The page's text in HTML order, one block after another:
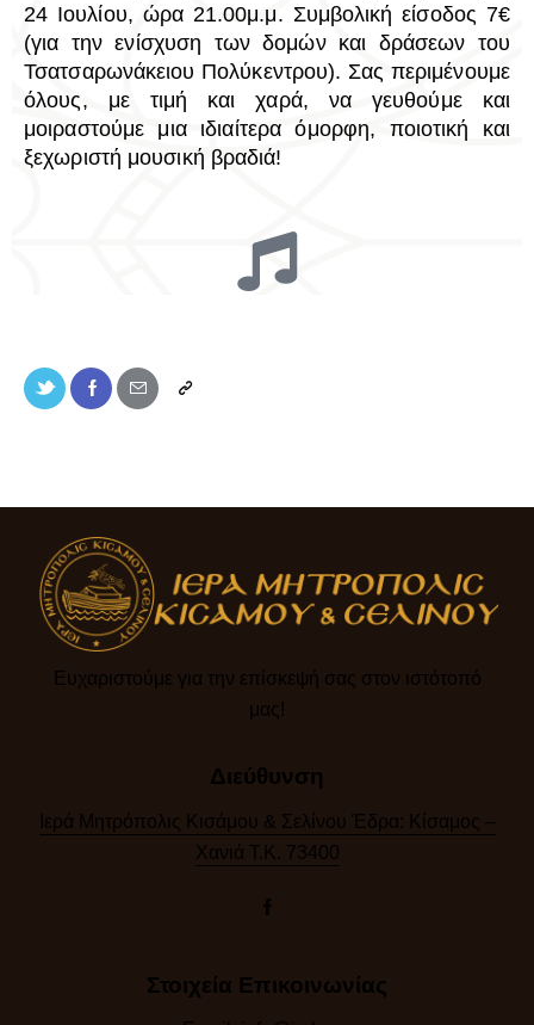
24 Ιουλίου, ώρα 21.00μ.μ. Συμβολική είσοδος 7€
(για την ενίσχυση των δομών και δράσεων του
Τσατσαρωνάκειου Πολύκεντρου). Σας περιμένουμε
όλους, με τιμή και χαρά, να γευθούμε και
μοιραστούμε μια ιδιαίτερα όμορφη, ποιοτική και
ξεχωριστή μουσική βραδιά!
Ευχαριστούμε για την επίσκεψή σας στον ιστότοπό
μας!​
Διεύθυνση
Ιερά Μητρόπολις Κισάμου & Σελίνου Έδρα: Κίσαμος –
Χανιά Τ.Κ. 73400
Στοιχεία Επικοινωνίας